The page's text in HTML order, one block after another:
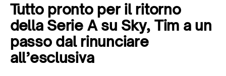
Tutti gli articoli
Tutto pronto per il ritorno
della Serie A su Sky, Tim a un
passo dal rinunciare
all’esclusiva